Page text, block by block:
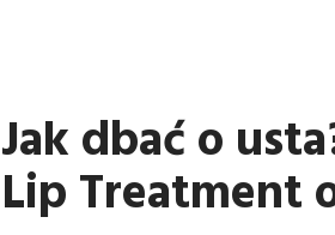
Jak dbać o
Lip Treatment